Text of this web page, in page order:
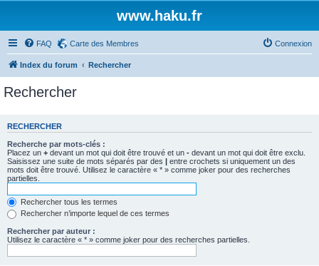
www.haku.fr
FAQ Carte des Membres Connexion
Index du forum Rechercher
Rechercher
RECHERCHER
Recherche par mots-clés :
Placez un + devant un mot qui doit être trouvé et un - devant un mot qui doit être exclu.
Saisissez une suite de mots séparés par des | entre crochets si uniquement un des
mots doit être trouvé. Utilisez le caractère « * » comme joker pour des recherches
partielles.
Rechercher tous les termes
Rechercher n’importe lequel de ces termes
Rechercher par auteur :
Utilisez le caractère « * » comme joker pour des recherches partielles.